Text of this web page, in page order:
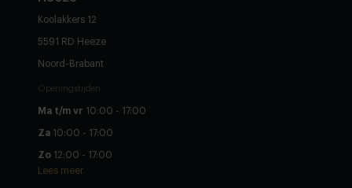
Koolakkers 12
5591 RD Heeze
Noord-Brabant
Openingstijden
Ma t/m vr 10:00 - 17:00
Za 10:00 - 17:00
Zo 12:00 - 17:00
Lees meer